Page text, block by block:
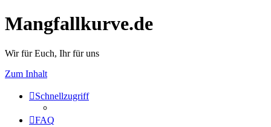
Mangfallkurve.de
Wir für Euch, Ihr für uns
Zum Inhalt
Schnellzugriff
FAQ